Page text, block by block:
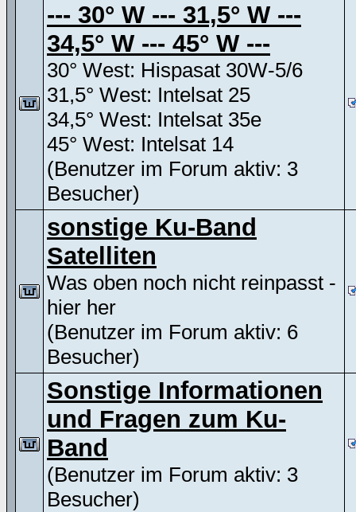
--- 30° W --- 31,5° W ---
34,5° W --- 45° W ---
30° West: Hispasat 30W-5/6
31,5° West: Intelsat 25
34,5° West: Intelsat 35e
45° West: Intelsat 14
(Benutzer im Forum aktiv: 3
Besucher)
sonstige Ku-Band
Satelliten
Was oben noch nicht reinpasst -
hier her
(Benutzer im Forum aktiv: 6
Besucher)
Sonstige Informationen
und Fragen zum Ku-
Band
(Benutzer im Forum aktiv: 3
Besucher)